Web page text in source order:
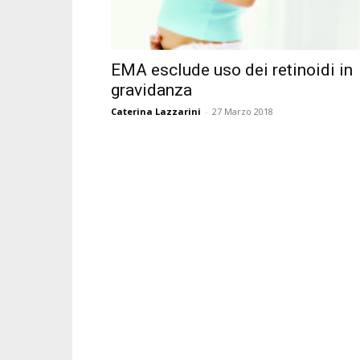
EMA esclude uso dei retinoidi in
gravidanza
Caterina Lazzarini - 27 Marzo 2018